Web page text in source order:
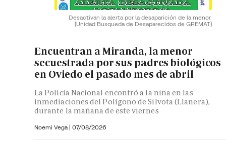
Desactivan la alerta por la desaparición de la menor.
(Unidad Busqueda de Desaparecidos de GREMAT)
Encuentran a Miranda, la menor
secuestrada por sus padres biológicos
en Oviedo el pasado mes de abril
La Policía Nacional encontró a la niña en las
inmediaciones del Polígono de Silvota (Llanera),
durante la mañana de este viernes
Noemi Vega | 07/08/2026